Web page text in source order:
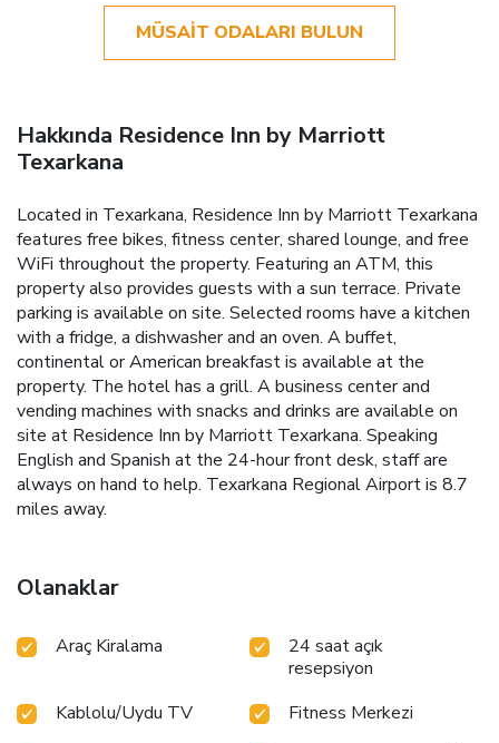
MÜSAIT ODALARI BULUN
Hakkında Residence Inn by Marriott
Texarkana
Located in Texarkana, Residence Inn by Marriott Texarkana
features free bikes, fitness center, shared lounge, and free
WiFi throughout the property. Featuring an ATM, this
property also provides guests with a sun terrace. Private
parking is available on site. Selected rooms have a kitchen
with a fridge, a dishwasher and an oven. A buffet,
continental or American breakfast is available at the
property. The hotel has a grill. A business center and
vending machines with snacks and drinks are available on
site at Residence Inn by Marriott Texarkana. Speaking
English and Spanish at the 24-hour front desk, staff are
always on hand to help. Texarkana Regional Airport is 8.7
miles away.
Olanaklar
Araç Kiralama
24 saat açık
resepsiyon
Kablolu/Uydu TV
Fitness Merkezi